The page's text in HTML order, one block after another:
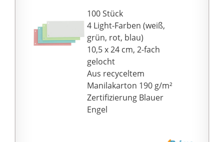
100 Stück
4 Light-Farben (weiß,
grün, rot, blau)
10,5 x 24 cm, 2-fach
gelocht
Aus recyceltem
Manilakarton 190 g/m²
Zertifizierung Blauer
Engel